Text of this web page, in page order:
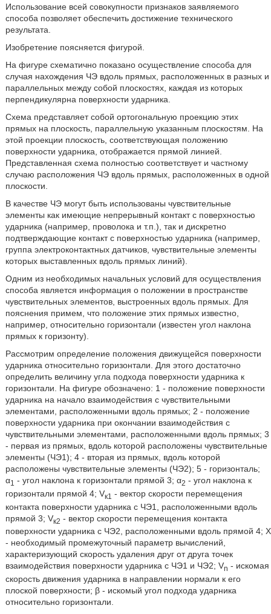
Использование всей совокупности признаков заявляемого
способа позволяет обеспечить достижение технического
результата.
Изобретение поясняется фигурой.
На фигуре схематично показано осуществление способа для
случая нахождения ЧЭ вдоль прямых, расположенных в разных и
параллельных между собой плоскостях, каждая из которых
перпендикулярна поверхности ударника.
Схема представляет собой ортогональную проекцию этих
прямых на плоскость, параллельную указанным плоскостям. На
этой проекции плоскость, соответствующая положению
поверхности ударника, отображается прямой линией.
Представленная схема полностью соответствует и частному
случаю расположения ЧЭ вдоль прямых, расположенных в одной
плоскости.
В качестве ЧЭ могут быть использованы чувствительные
элементы как имеющие непрерывный контакт с поверхностью
ударника (например, проволока и т.п.), так и дискретно
подтверждающие контакт с поверхностью ударника (например,
группа электроконтактных датчиков, чувствительные элементы
которых выставленных вдоль прямых линий).
Одним из необходимых начальных условий для осуществления
способа является информация о положении в пространстве
чувствительных элементов, выстроенных вдоль прямых. Для
пояснения примем, что положение этих прямых известно,
например, относительно горизонтали (известен угол наклона
прямых к горизонту).
Рассмотрим определение положения движущейся поверхности
ударника относительно горизонтали. Для этого достаточно
определить величину угла подхода поверхности ударника к
горизонтали. На фигуре обозначено: 1 - положение поверхности
ударника на начало взаимодействия с чувствительными
элементами, расположенными вдоль прямых; 2 - положение
поверхности ударника при окончании взаимодействия с
чувствительными элементами, расположенными вдоль прямых; 3
- первая из прямых, вдоль которой расположены чувствительные
элементы (ЧЭ1); 4 - вторая из прямых, вдоль которой
расположены чувствительные элементы (ЧЭ2); 5 - горизонталь;
α1 - угол наклона к горизонтали прямой 3; α2 - угол наклона к
горизонтали прямой 4; Vк1 - вектор скорости перемещения
контакта поверхности ударника с ЧЭ1, расположенными вдоль
прямой 3; Vк2 - вектор скорости перемещения контакта
поверхности ударника с ЧЭ2, расположенными вдоль прямой 4; X
- необходимый промежуточный параметр вычислений,
характеризующий скорость удаления друг от друга точек
взаимодействия поверхности ударника с ЧЭ1 и ЧЭ2; Vn - искомая
скорость движения ударника в направлении нормали к его
плоской поверхности; β - искомый угол подхода ударника
относительно горизонтали.